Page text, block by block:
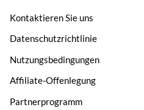
Kontaktieren Sie uns
Datenschutzrichtlinie
Nutzungsbedingungen
Affiliate-Offenlegung
Partnerprogramm